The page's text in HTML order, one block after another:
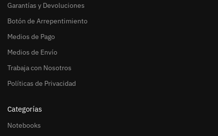
Garantías y Devoluciones
Botón de Arrepentimiento
Medios de Pago
Medios de Envío
Trabaja con Nosotros
Políticas de Privacidad
Categorías
Notebooks